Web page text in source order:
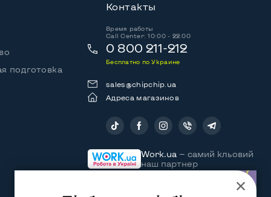
подготовка
Контакты
Время работы
Call Center: 10:00 - 22:00
0 800 211-212
Бесплатно по Украине
sales@chipchip.ua
Адреса магазинов
Work.ua — самий кльовий
наш партнер